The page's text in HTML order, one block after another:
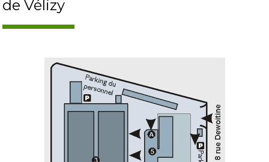
de Vélizy